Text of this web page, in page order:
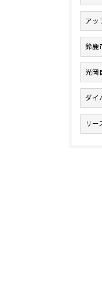
アッ
鈴鹿
光岡
ダイ
リー